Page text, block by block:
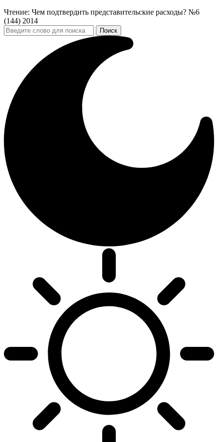
Чтение: Чем подтвердить представительские расходы? №6
(144) 2014